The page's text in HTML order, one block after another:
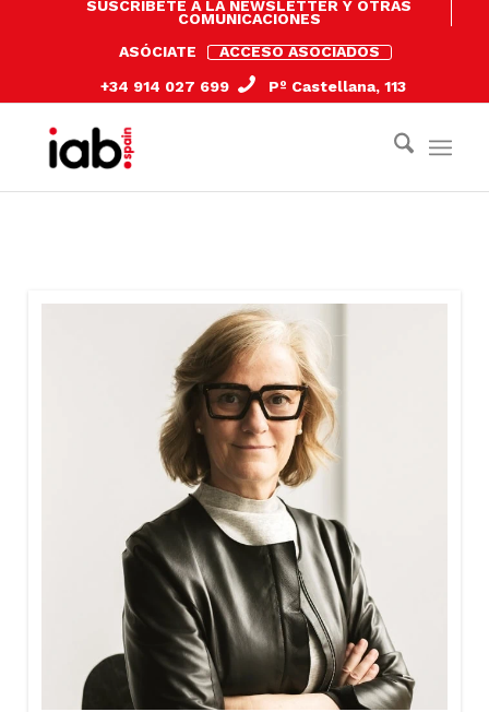
SUSCRÍBETE A LA NEWSLETTER Y OTRAS
COMUNICACIONES
ASÓCIATE
ACCESO ASOCIADOS
+34 914 027 699
Pº Castellana, 113